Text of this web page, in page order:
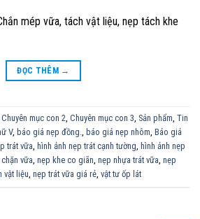
mép vữa, tách vật liệu, nẹp tách khe
ĐỌC THÊM →
Chuyên mục con 2, Chuyên mục con 3, Sản phẩm, Tin
V, báo giá nẹp đồng., báo giá nẹp nhôm, Báo giá
trát vữa, hình ảnh nẹp trát cạnh tường, hình ảnh nẹp
vữa, nẹp khe co giãn, nẹp nhựa trát vữa, nẹp
vật liệu, nẹp trát vữa giá rẻ, vật tư ốp lát